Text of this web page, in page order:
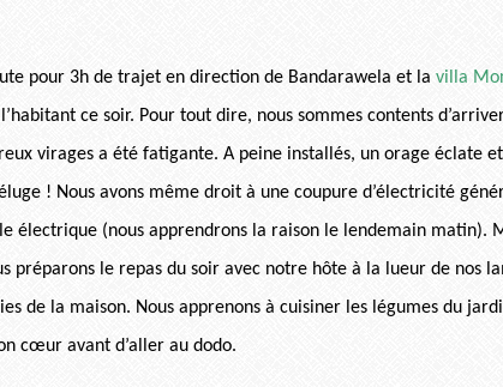
pour 3h de trajet en direction de Bandarawela et la villa
ce soir. Pour tout dire, nous sommes contents
virages a été fatigante. A peine installés, un orage éclate
! Nous avons même droit à une coupure d’électricité
électrique (nous apprendrons la raison le lendemain matin).
préparons le repas du soir avec notre hôte à la lueur de nos
de la maison. Nous apprenons à cuisiner les légumes du
cœur avant d’aller au dodo.